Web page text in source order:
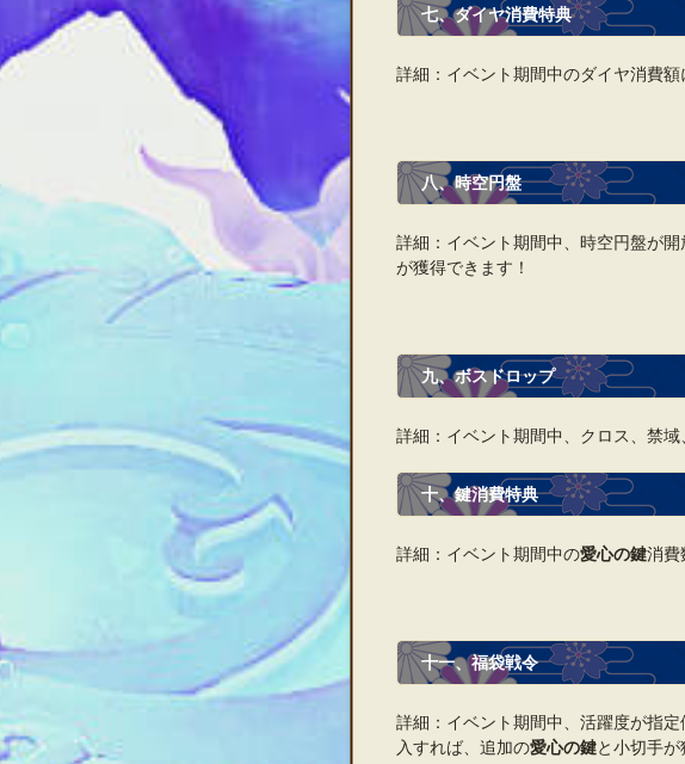
七、ダイヤ消費特典
詳細：イベント期間中のダイヤ消費
八、時空円盤
詳細：イベント期間中、時空円盤が
が獲得できます！
九、ボスドロップ
詳細：イベント期間中、クロス、禁
十、鍵消費特典
詳細：イベント期間中の愛心の鍵消費
十一、福袋戦令
詳細：イベント期間中、活躍度が指
入すれば、追加の愛心の鍵と小切手が